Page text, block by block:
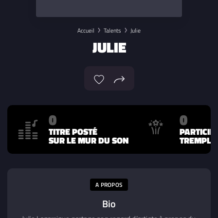
Accueil Talents Julie
JULIE
0
TITRE POSTÉ
SUR LE MUR DU SON
0
A PROPOS
Bio